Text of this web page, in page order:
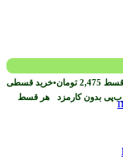
2,475 تومان•خرید قسطی
بدون کارمزد هر قسط